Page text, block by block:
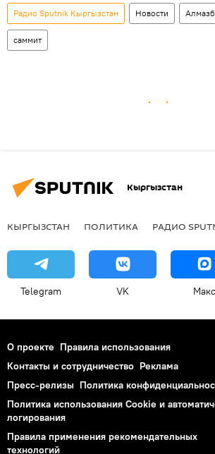
Радио Sputnik Кыргызстан Новости
саммит
Кыргызстан
КЫРГЫЗСТАН ПОЛИТИКА РАДИО
Telegram VK Макс
О проекте Правила использования
Контакты и сотрудничество Реклама
Пресс-релизы Политика
Политика использования Cookie и
логирования
Правила применения рекомендательных
технологий